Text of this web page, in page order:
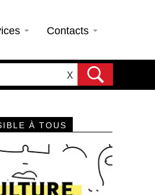
Contacts
X
À TOUS